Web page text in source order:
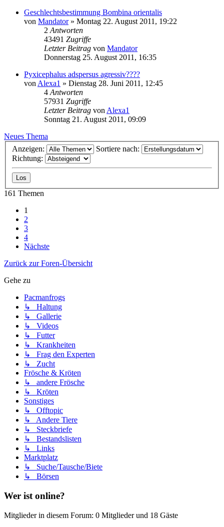
Geschlechtsbestimmung Bombina orientalis
von Mandator» Montag 22. August 2011, 19:22
2 Antworten
43491 Zugriffe
Letzter Beitrag von Mandator
Donnerstag 25. August 2011, 16:35
Pyxicephalus adspersus agressiv????
von Alexa1 » Dienstag 28. Juni 2011, 12:45
4 Antworten
57931 Zugriffe
Letzter Beitrag von Alexa1
Sonntag 21. August 2011, 09:09
Neues Thema
Anzeigen:
Sortiere nach:
Richtung:
161 Themen
1
2
3
4
Nächste
Zurück zur Foren-Übersicht
Gehe zu
Pacmanfrogs
↳ Haltung
↳ Gallerie
↳ Videos
↳ Futter
↳ Krankheiten
↳ Frag den Experten
↳ Zucht
Frösche & Kröten
↳ andere Frösche
↳ Kröten
Sonstiges
↳ Offtopic
↳ Andere Tiere
↳ Steckbriefe
↳ Bestandslisten
↳ Links
Marktplatz
↳ Suche/Tausche/Biete
↳ Börsen
Wer ist online?
Mitglieder in diesem Forum: 0 Mitglieder und 18 Gäste